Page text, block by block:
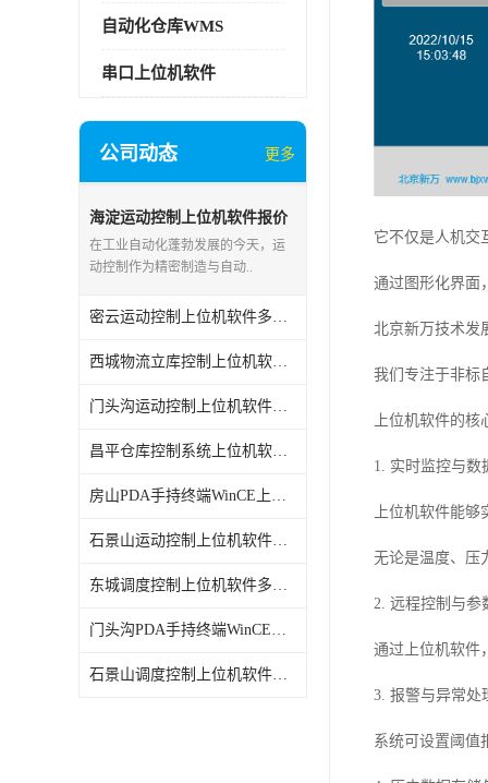
自动化仓库WMS
串口上位机软件
公司动态 更多
海淀运动控制上位机软件报价
在工业自动化蓬勃发展的今天，运
动控制作为精密制造与自动..
密云运动控制上位机软件多少钱
西城物流立库控制上位机软件电话
门头沟运动控制上位机软件报价
昌平仓库控制系统上位机软件WCS价格
房山PDA手持终端WinCE上位机软件电话
石景山运动控制上位机软件定制
东城调度控制上位机软件多少钱
门头沟PDA手持终端WinCE上位机软件服务
石景山调度控制上位机软件电话
它不仅是人机交
通过图形化界面
北京新万技术发
我们专注于非标
上位机软件的
1. 实时监控与数
上位机软件能
无论是温度、压
2. 远程控制与参
通过上位机软件
3. 报警与异常处
系统可设置阈值